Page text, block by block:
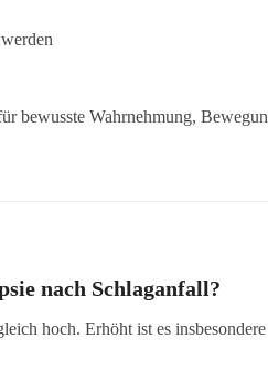
bewusste Wahrnehmung,
nach Schlaganfall?
hoch. Erhöht ist es